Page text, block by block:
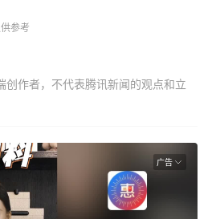
参考
创作者，不代表腾讯新闻的观点和立
广告